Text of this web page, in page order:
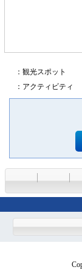
：観光スポット
：アクティビティ